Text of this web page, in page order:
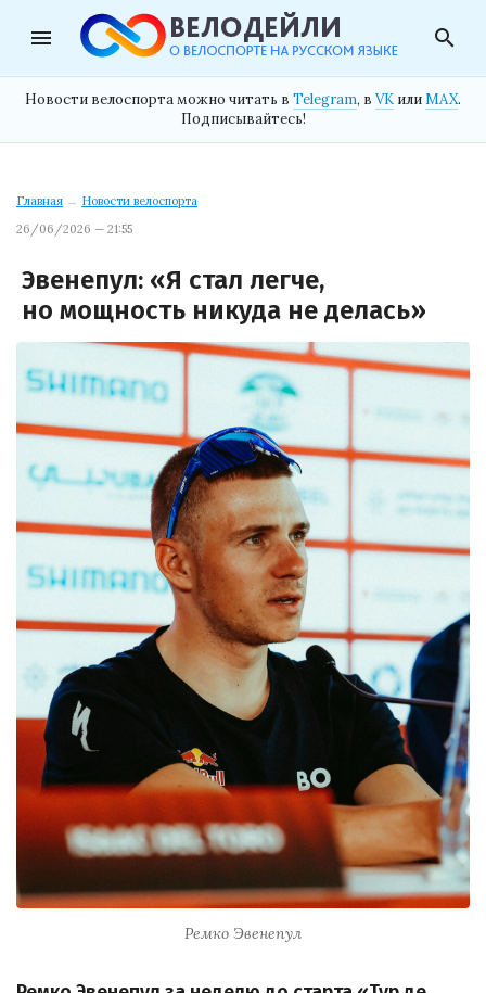
menu search
Новости велоспорта можно читать в Telegram, в VK илиMAX.
Подписывайтесь!
Главная → Новости велоспорта
26/06/2026 — 21:55
Эвенепул: «Я стал легче,
но мощность никуда не делась»
Ремко Эвенепул